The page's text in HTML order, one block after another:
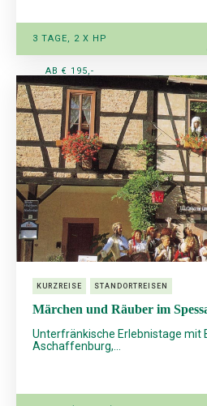
3 TAGE, 2 X HP
AB € 195,-
KURZREISE STANDORTREISEN
Märchen und Räuber im
Unterfränkische Erlebnistage mit
Aschaffenburg,...